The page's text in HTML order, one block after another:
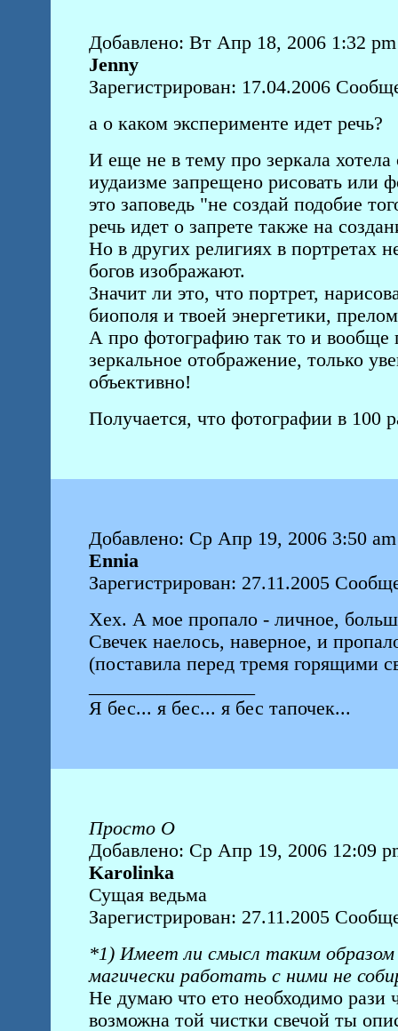
Добавлено: Вт Апр 18, 2006 1:32 pm
Jenny
Зарегистрирован: 17.04.2006
а о каком эксперименте идет речь?
И еще не в тему про зеркала
иудаизме запрещено рисовать или
это заповедь "не создай подобие
речь идет о запрете также на
Но в других религиях в портретах
богов изображают.
Значит ли это, что портрет,
биополя и твоей энергетики,
А про фотографию так то и вообще
зеркальное отображение, только
объективно!
Получается, что фотографии в 100
Добавлено: Ср Апр 19, 2006 3:50 am
Ennia
Зарегистрирован: 27.11.2005
Хех. А мое пропало - личное,
Свечек наелось, наверное, и
(поставила перед тремя горящими
Я бес... я бес... я бес тапочек...
Просто О
Добавлено: Ср Апр 19, 2006 12:09
Karolinka
Сущая ведьма
Зарегистрирован: 27.11.2005
*1) Имеет ли смысл таким
магически работать с ними не
Не думаю что ето необходимо рази
возможна той чистки свечой ты